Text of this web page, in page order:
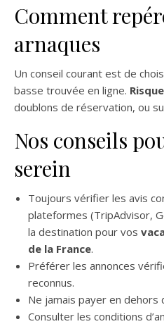
Comment
arnaques
Un conseil courant est de
basse trouvée en ligne.
doublons de réservation, ou
Nos conseils
serein
Toujours vérifier les avis
plateformes (TripAdvisor,
la destination pour vos
de la France.
Préférer les annonces
reconnus.
Ne jamais payer en
Consulter les conditions